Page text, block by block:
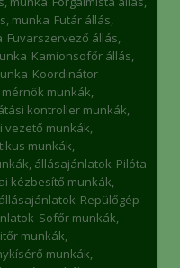
munka Futár állás,
Fuvarszervező állás,
Kamionsofőr állás,
Koordinátor
munkák,
kontroller munkák,
vezető munkák,
munkák,
állásajánlatok Pilóta
kézbesítő munkák,
Repülőgép-
Sofőr munkák,
munkák,
munkák,